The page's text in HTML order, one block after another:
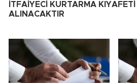
İTFAİYECİ KURTARMA KIYAFETİ
ALINACAKTIR